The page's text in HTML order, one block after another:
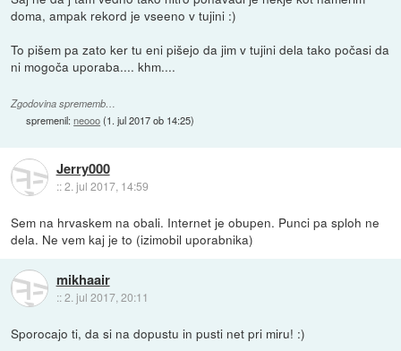
doma, ampak rekord je vseeno v tujini :)
To pišem pa zato ker tu eni pišejo da jim v tujini dela tako počasi da
ni mogoča uporaba.... khm....
Zgodovina sprememb…
spremenil:neooo(1. jul 2017 ob 14:25)
Jerry000
::2. jul 2017, 14:59
Sem na hrvaskem na obali. Internet je obupen. Punci pa sploh ne
dela. Ne vem kaj je to (izimobil uporabnika)
mikhaair
::2. jul 2017, 20:11
Sporocajo ti, da si na dopustu in pusti net pri miru! :)